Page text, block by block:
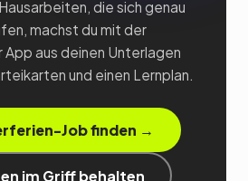
die sich genau
machst du mit der
aus deinen Unterlagen
und einen Lernplan.
Job finden →
im Griff behalten